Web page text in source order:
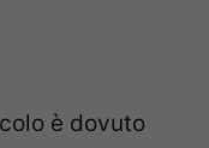
è dovuto